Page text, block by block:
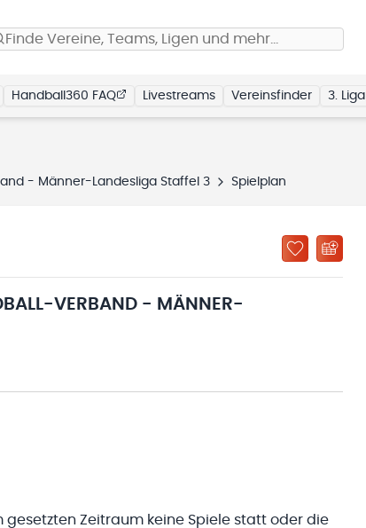
Finde Vereine, Teams, Ligen und mehr…
Handball360 FAQ Livestreams Vereinsfinder 3. Liga
- Männer-Landesliga Staffel 3 Spielplan
VERBAND - MÄNNER-
gesetzten Zeitraum keine Spiele statt oder die